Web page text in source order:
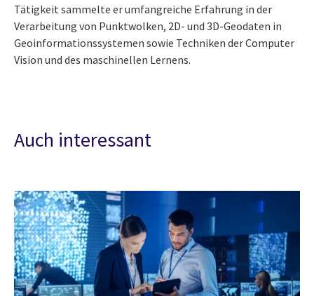
Tätigkeit sammelte er umfangreiche Erfahrung in der
Verarbeitung von Punktwolken, 2D- und 3D-Geodaten in
Geoinformationssystemen sowie Techniken der Computer
Vision und des maschinellen Lernens.
Auch interessant